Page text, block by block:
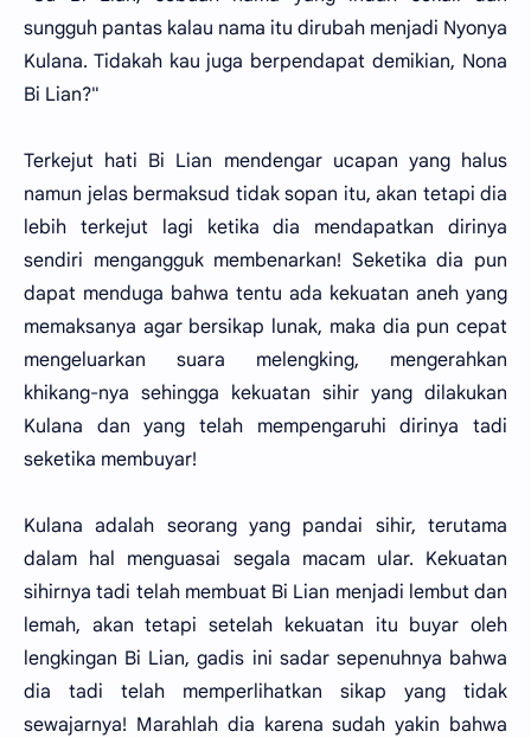
sungguh pantas kalau nama itu dirubah menjadi Nyonya
Kulana. Tidakah kau juga berpendapat demikian, Nona
Bi Lian?"
Terkejut hati Bi Lian mendengar ucapan yang halus
namun jelas bermaksud tidak sopan itu, akan tetapi dia
lebih terkejut lagi ketika dia mendapatkan dirinya
sendiri mengangguk membenarkan! Seketika dia pun
dapat menduga bahwa tentu ada kekuatan aneh yang
memaksanya agar bersikap lunak, maka dia pun cepat
mengeluarkan suara melengking, mengerahkan
khikang-nya sehingga kekuatan sihir yang dilakukan
Kulana dan yang telah mempengaruhi dirinya tadi
seketika membuyar!
Kulana adalah seorang yang pandai sihir, terutama
dalam hal menguasai segala macam ular. Kekuatan
sihirnya tadi telah membuat Bi Lian menjadi lembut dan
lemah, akan tetapi setelah kekuatan itu buyar oleh
lengkingan Bi Lian, gadis ini sadar sepenuhnya bahwa
dia tadi telah memperlihatkan sikap yang tidak
sewajarnya! Marahlah dia karena sudah yakin bahwa